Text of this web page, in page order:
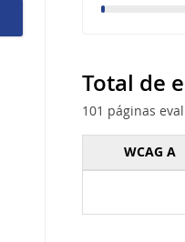
Total de
101 páginas
WCAG A